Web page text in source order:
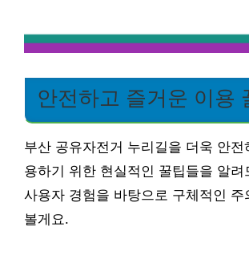
안전하고 즐거운 이용
부산 공유자전거 누리길을 더욱 안전
용하기 위한 현실적인 꿀팁들을 알려
사용자 경험을 바탕으로 구체적인 주
볼게요.